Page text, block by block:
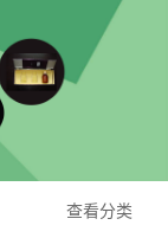
查看分类